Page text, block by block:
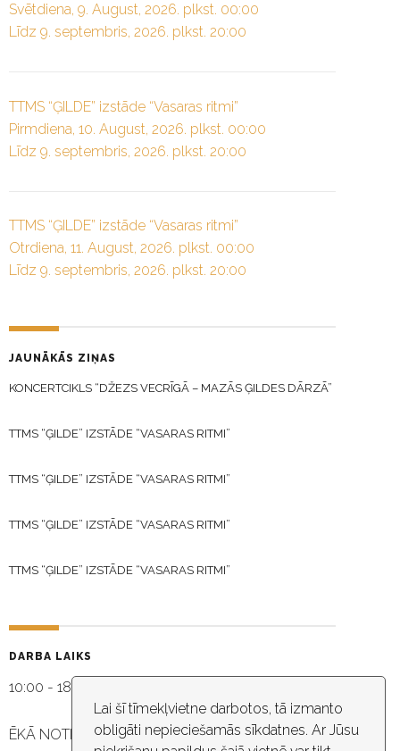
Lai šī tīmekļvietne darbotos, tā izmanto
obligāti nepieciešamās sīkdatnes. Ar Jūsu
Svētdiena, 9. August, 2026. plkst. 00:00
Līdz 9. septembris, 2026. plkst. 20:00
TTMS “ĢILDE” izstāde “Vasaras ritmi”
Pirmdiena, 10. August, 2026. plkst. 00:00
Līdz 9. septembris, 2026. plkst. 20:00
TTMS “ĢILDE” izstāde “Vasaras ritmi”
Otrdiena, 11. August, 2026. plkst. 00:00
Līdz 9. septembris, 2026. plkst. 20:00
JAUNĀKĀS ZIŅAS
KONCERTCIKLS “DŽEZS VECRĪGĀ – MAZĀS ĢILDES DĀRZĀ”
TTMS “ĢILDE” IZSTĀDE “VASARAS RITMI”
TTMS “ĢILDE” IZSTĀDE “VASARAS RITMI”
TTMS “ĢILDE” IZSTĀDE “VASARAS RITMI”
TTMS “ĢILDE” IZSTĀDE “VASARAS RITMI”
DARBA LAIKS
10:00 - 18:30
ĒKĀ NOTIEK VIDEO NOVĒROŠANA